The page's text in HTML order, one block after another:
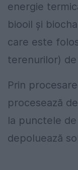
energie
biooil și
care este
terenurilor)
Prin
procesează
la punctele
depoluează